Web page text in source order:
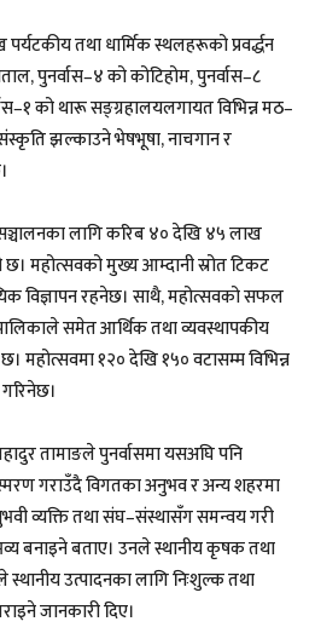
पर्यटकीय तथा धार्मिक स्थलहरूको प्रवर्द्धन
पुनर्वास–४ को कोटिहोम, पुनर्वास–८
को थारू सङ्ग्रहालयलगायत विभिन्न मठ–
झल्काउने भेषभूषा, नाचगान र
लागि करिब ४० देखि ४५ लाख
महोत्सवको मुख्य आम्दानी स्रोत टिकट
विज्ञापन रहनेछ। साथै, महोत्सवको सफल
समेत आर्थिक तथा व्यवस्थापकीय
महोत्सवमा १२० देखि १५० वटासम्म विभिन्न
तामाङले पुनर्वासमा यसअघि पनि
गराउँदै विगतका अनुभव र अन्य शहरमा
व्यक्ति तथा संघ–संस्थासँग समन्वय गरी
बनाइने बताए। उनले स्थानीय कृषक तथा
स्थानीय उत्पादनका लागि निःशुल्क तथा
जानकारी दिए।